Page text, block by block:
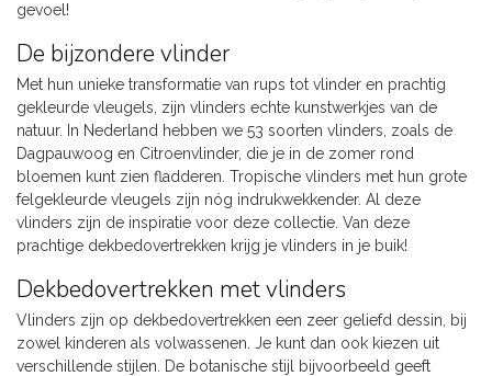
gevoel!
De bijzondere vlinder
Met hun unieke transformatie van rups tot vlinder en prachtig
gekleurde vleugels, zijn vlinders echte kunstwerkjes van de
natuur. In Nederland hebben we 53 soorten vlinders, zoals de
Dagpauwoog en Citroenvlinder, die je in de zomer rond
bloemen kunt zien fladderen. Tropische vlinders met hun grote
felgekleurde vleugels zijn nóg indrukwekkender. Al deze
vlinders zijn de inspiratie voor deze collectie. Van deze
prachtige dekbedovertrekken krijg je vlinders in je buik!
Dekbedovertrekken met vlinders
Vlinders zijn op dekbedovertrekken een zeer geliefd dessin, bij
zowel kinderen als volwassenen. Je kunt dan ook kiezen uit
verschillende stijlen. De botanische stijl bijvoorbeeld geeft